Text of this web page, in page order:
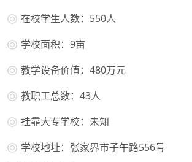
在校学生人数：550人
学校面积：9亩
教学设备价值：480万元
教职工总数：43人
挂靠大专学校：未知
学校地址：张家界市子午路556号